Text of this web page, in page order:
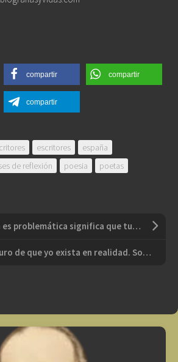
compartir compartir
compartir
escritores
españa
de reflexión poesia poetas
“Decir que la vida es problemática significa que tu vida no se ajusta la forma de la vida. En consecuencia, debes cambiar tu vida, y si se ajusta a la forma, desaparece lo problemático”
“No estoy seguro de que yo exista en realidad. Soy todos los autores que he leído, toda la gente que he conocido, todas las mujeres que he amado. Todas las ciudades que he visitado, todos mis antepasados”